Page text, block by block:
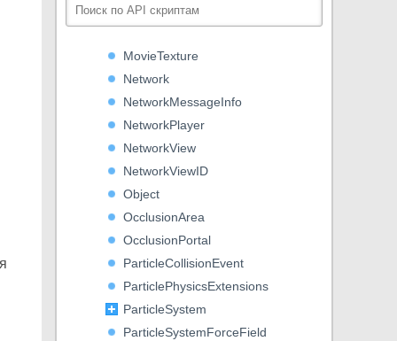
MonoBehaviour
MovieTexture
Network
NetworkMessageInfo
NetworkPlayer
NetworkView
NetworkViewID
Object
OcclusionArea
OcclusionPortal
ParticleCollisionEvent
ParticlePhysicsExtensions
ParticleSystem
ParticleSystemForceField